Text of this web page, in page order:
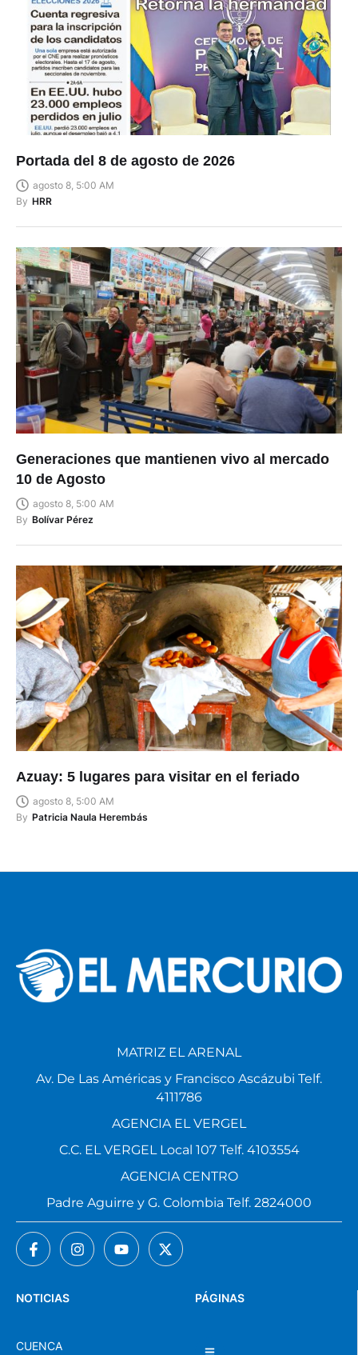
Portada del 8 de agosto de 2026
agosto 8, 5:00 AM
By HRR
Generaciones que mantienen vivo al mercado
10 de Agosto
agosto 8, 5:00 AM
By Bolívar Pérez
Azuay: 5 lugares para visitar en el feriado
agosto 8, 5:00 AM
By Patricia Naula Herembás
PÁGINAS
NOTICIAS
CUENCA
MATRIZ EL ARENAL
Av. De Las Américas y Francisco Ascázubi Telf.
4111786
AGENCIA EL VERGEL
C.C. EL VERGEL Local 107 Telf. 4103554
AGENCIA CENTRO
Padre Aguirre y G. Colombia Telf. 2824000